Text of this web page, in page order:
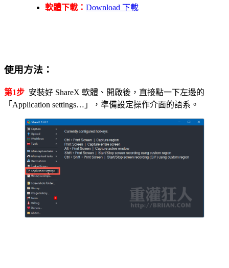
軟體下載： Download 下載
使用方法：
第1步 安裝好 ShareX 軟體、開啟後，直接點一下左邊的
「Application settings…」，準備設定操作介面的語系。